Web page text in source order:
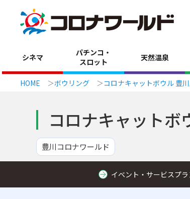
シネマ
パチンコ・
スロット
天然温泉
HOME ボウリング コロナキャットボウル 豊
コロナキャットボ
豊川コロナワールド
イベント・サービスプラ